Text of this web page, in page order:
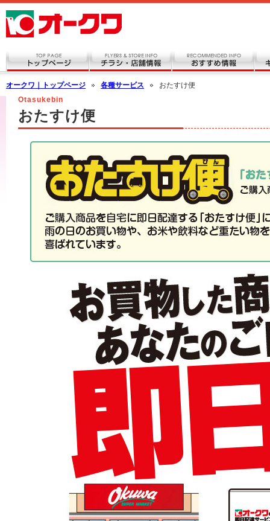
オークワ｜トップページ 各種サービス
おたすけ便
Otasukebin
おたすけ便